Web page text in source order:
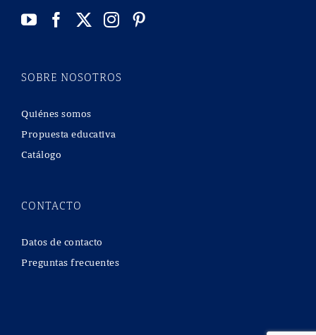
SOBRE NOSOTROS
Quiénes somos
Propuesta educativa
Catálogo
CONTACTO
Datos de contacto
Preguntas frecuentes